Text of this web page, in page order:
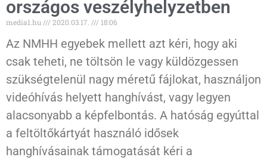
országos veszélyhelyzetben
media1.hu 2020.03.17. 18:06
Az NMHH egyebek mellett azt kéri, hogy aki
csak teheti, ne töltsön le vagy küldözgessen
szükségtelenül nagy méretű fájlokat, használjon
videóhívás helyett hanghívást, vagy legyen
alacsonyabb a képfelbontás. A hatóság egyúttal
a feltöltőkártyát használó idősek
hanghívásainak támogatását kéri a